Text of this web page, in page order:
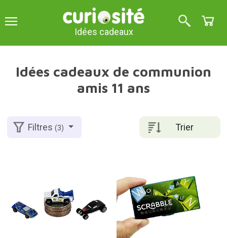
Idées cadeaux
Idées cadeaux de communion
amis 11 ans
Trier
Filtres(3)